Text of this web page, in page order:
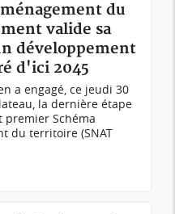
du
valide sa
développement
d'ici 2045
a engagé, ce jeudi 30
la dernière étape
Schéma
du territoire (SNAT